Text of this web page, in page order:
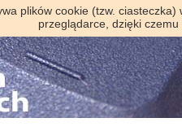
plików cookie (tzw.
przeglądarce, dzięki